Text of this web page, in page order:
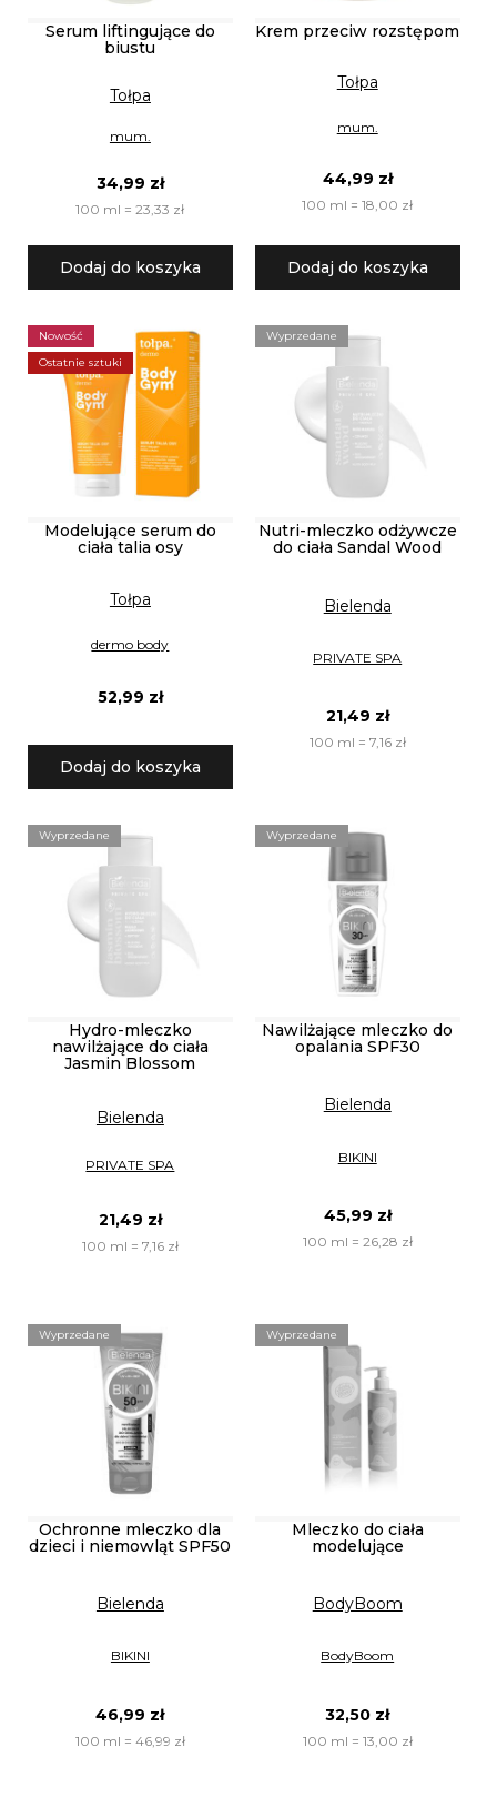
Serum liftingujące do
biustu
Tołpa
mum.
34,99 zł
100 ml = 23,33 zł
Dodaj do koszyka
Krem przeciw rozstępom
Tołpa
mum.
44,99 zł
100 ml = 18,00 zł
Dodaj do koszyka
Nowość
Ostatnie sztuki
Modelujące serum do
ciała talia osy
Tołpa
dermo body
52,99 zł
Dodaj do koszyka
Wyprzedane
Nutri-mleczko odżywcze
do ciała Sandal Wood
Bielenda
PRIVATE SPA
21,49 zł
100 ml = 7,16 zł
Wyprzedane
Hydro-mleczko
nawilżające do ciała
Jasmin Blossom
Bielenda
PRIVATE SPA
21,49 zł
100 ml = 7,16 zł
Wyprzedane
Nawilżające mleczko do
opalania SPF30
Bielenda
BIKINI
45,99 zł
100 ml = 26,28 zł
Wyprzedane
Ochronne mleczko dla
dzieci i niemowląt SPF50
Bielenda
BIKINI
46,99 zł
100 ml = 46,99 zł
Wyprzedane
Mleczko do ciała
modelujące
BodyBoom
BodyBoom
32,50 zł
100 ml = 13,00 zł